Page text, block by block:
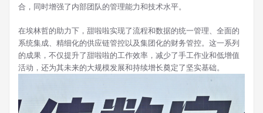
合，同时增强了内部团队的管理能力和技术水平。
在埃林哲的助力下，甜啦啦实现了流程和数据的统一管理、全面的
系统集成、精细化的供应链管控以及集团化的财务管控。这一系列
的成果，不仅提升了甜啦啦的工作效率，减少了手工作业和低增值
活动，还为其未来的大规模发展和持续增长奠定了坚实基础。